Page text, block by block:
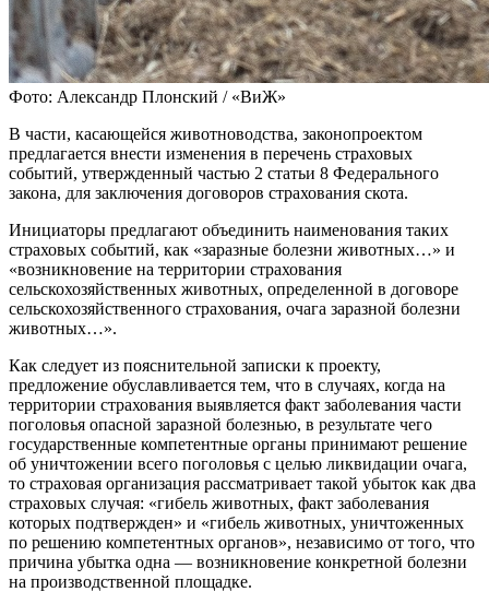
Фото: Александр Плонский / «ВиЖ»
В части, касающейся животноводства, законопроектом
предлагается внести изменения в перечень страховых
событий, утвержденный частью 2 статьи 8 Федерального
закона, для заключения договоров страхования скота.
Инициаторы предлагают объединить наименования таких
страховых событий, как «заразные болезни животных…» и
«возникновение на территории страхования
сельскохозяйственных животных, определенной в договоре
сельскохозяйственного страхования, очага заразной болезни
животных…».
Как следует из пояснительной записки к проекту,
предложение обуславливается тем, что в случаях, когда на
территории страхования выявляется факт заболевания части
поголовья опасной заразной болезнью, в результате чего
государственные компетентные органы принимают решение
об уничтожении всего поголовья с целью ликвидации очага,
то страховая организация рассматривает такой убыток как два
страховых случая: «гибель животных, факт заболевания
которых подтвержден» и «гибель животных, уничтоженных
по решению компетентных органов», независимо от того, что
причина убытка одна — возникновение конкретной болезни
на производственной площадке.